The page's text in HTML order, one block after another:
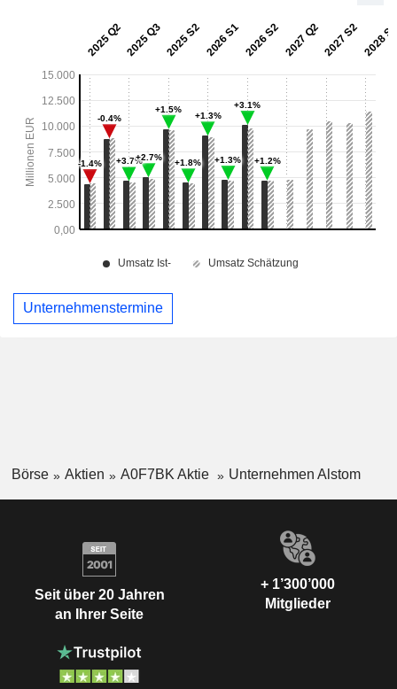
Unternehmenstermine
Börse Aktien A0F7BK Aktie Unternehmen Alstom
Seit über 20 Jahren
an Ihrer Seite
+ 1’300’000
Mitglieder